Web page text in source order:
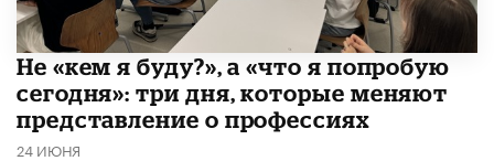
Не «кем я буду?», а «что я попробую
сегодня»: три дня, которые меняют
представление о профессиях
24 ИЮНЯ